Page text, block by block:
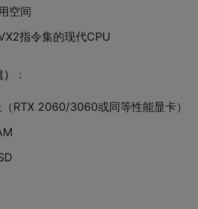
空间
指令集的现代CPU
：
RTX 2060/3060或同等性能显卡）